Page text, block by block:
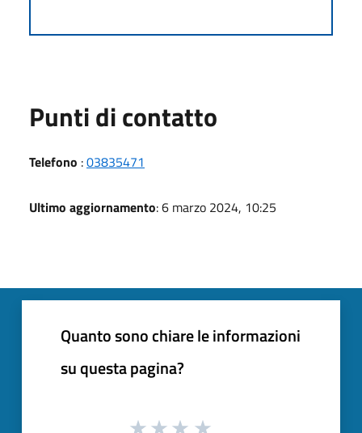
Punti di contatto
Telefono :03835471
Ultimo aggiornamento: 6 marzo 2024, 10:25
Quanto sono chiare le informazioni
su questa pagina?